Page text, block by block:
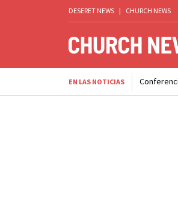
DESERET NEWS | CHURCH NEWS
EN LAS NOTICIAS